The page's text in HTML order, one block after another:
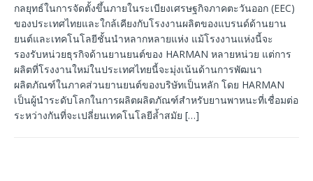
กลยุทธ์ในการจัดตั้งขึ้นภายในระเบียงเศรษฐกิจภาคตะวันออก (EEC)
ของประเทศไทยและใกล้เคียงกับโรงงานผลิตของแบรนด์ด้านยาน
ยนต์และเทคโนโลยีชั้นนำหลากหลายแห่ง แม้โรงงานแห่งนี้จะ
รองรับหน่วยธุรกิจด้านยานยนต์ของ HARMAN หลายหน่วย แต่การ
ผลิตที่โรงงานใหม่ในประเทศไทยนี้จะมุ่งเน้นด้านการพัฒนา
ผลิตภัณฑ์ในภาคส่วนยานยนต์ของบริษัทเป็นหลัก โดย HARMAN
เป็นผู้นำระดับโลกในการผลิตผลิตภัณฑ์สำหรับยานพาหนะที่เชื่อมต่อ
ระหว่างกันที่จะเปลี่ยนเทคโนโลยีล้ำสมัย […]